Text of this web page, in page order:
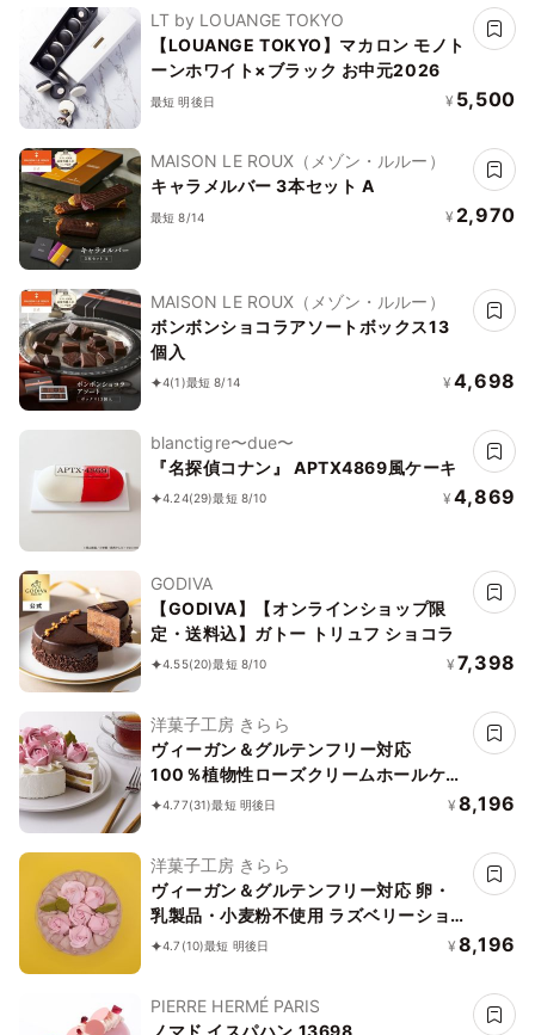
LT by LOUANGE TOKYO
【LOUANGE TOKYO】マカロン モノト
ーンホワイト×ブラック お中元2026
最短 明後日 ¥ 5,500
MAISON LE ROUX（メゾン・ルルー）
キャラメルバー 3本セット A
最短 8/14 ¥ 2,970
MAISON LE ROUX（メゾン・ルルー）
ボンボンショコラアソートボックス13
個入
4(1)最短 8/14 ¥ 4,698
blanctigre〜due〜
『名探偵コナン』 APTX4869風ケーキ
4.24(29)最短 8/10 ¥ 4,869
GODIVA
【GODIVA】【オンラインショップ限
定・送料込】ガトー トリュフ ショコラ
4.55(20)最短 8/10 ¥ 7,398
洋菓子工房 きらら
ヴィーガン＆グルテンフリー対応
100％植物性ローズクリームホールケー
キ 5号 15cm《ヴィーガンスイーツ・ヴ
4.77(31)最短 明後日 ¥ 8,196
洋菓子工房 きらら
ヴィーガン＆グルテンフリー対応 卵・
乳製品・小麦粉不使用 ラズベリーショ
コラ 5号 15cm《ヴィーガンスイーツ・
4.7 (10)最短 明後日 ¥ 8,196
PIERRE HERMÉ PARIS
ノマド イスパハン 13698